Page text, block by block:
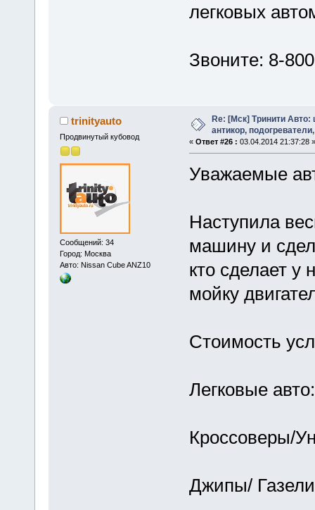
легковых
Звоните: 8-
trinityauto
Продвинутый кубовод
Сообщений: 34
Город: Москва
Авто: Nissan Cube ANZ10
Re: [Мск] Тринити Авто:
антикор,
« Ответ #26 : 03.04.2014 21:37:28 »
Уважаемые
Наступила
машину и
кто сделает у
мойку
Стоимость
Легковые
Кроссоверы/
Джипы/